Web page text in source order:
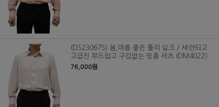
(DS230675) 봄,여름 좋은 폴리 실크 / 세련되고
고급진 부드럽고 구김없는 맞춤 셔츠 (DM4022)
76,000원